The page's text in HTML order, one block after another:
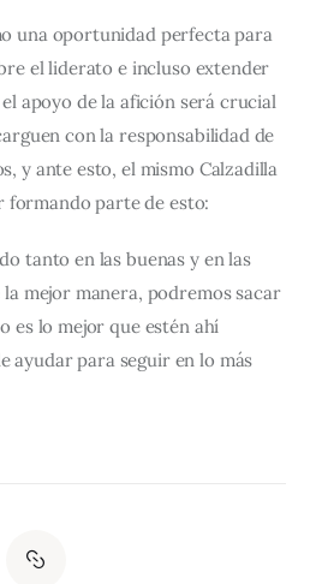
una oportunidad perfecta para
el liderato e incluso extender
apoyo de la afición será crucial
con la responsabilidad de
y ante esto, el mismo Calzadilla
formando parte de esto:
tanto en las buenas y en las
la mejor manera, podremos sacar
es lo mejor que estén ahí
ayudar para seguir en lo más